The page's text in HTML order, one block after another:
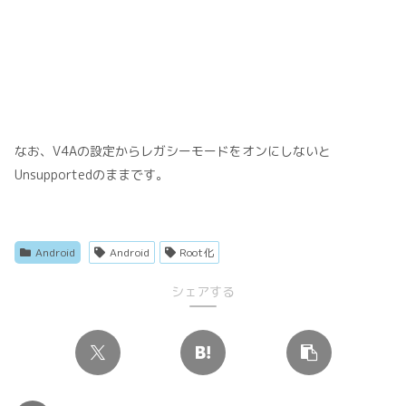
なお、V4Aの設定からレガシーモードをオンにしないと
Unsupportedのままです。
Android Android Root化
シェアする